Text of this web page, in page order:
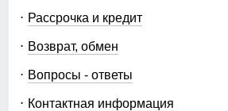
Рассрочка и кредит
Возврат, обмен
Вопросы - ответы
Контактная информация